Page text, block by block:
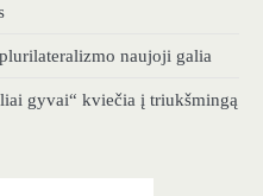
naujoji galia
gyvai“ kviečia į triukšmingą